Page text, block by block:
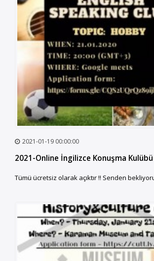
2021-01-19 00:00:00
2021-Online İngilizce Konuşma Kulübü
Tümü ücretsiz olarak açıktır !! Senden